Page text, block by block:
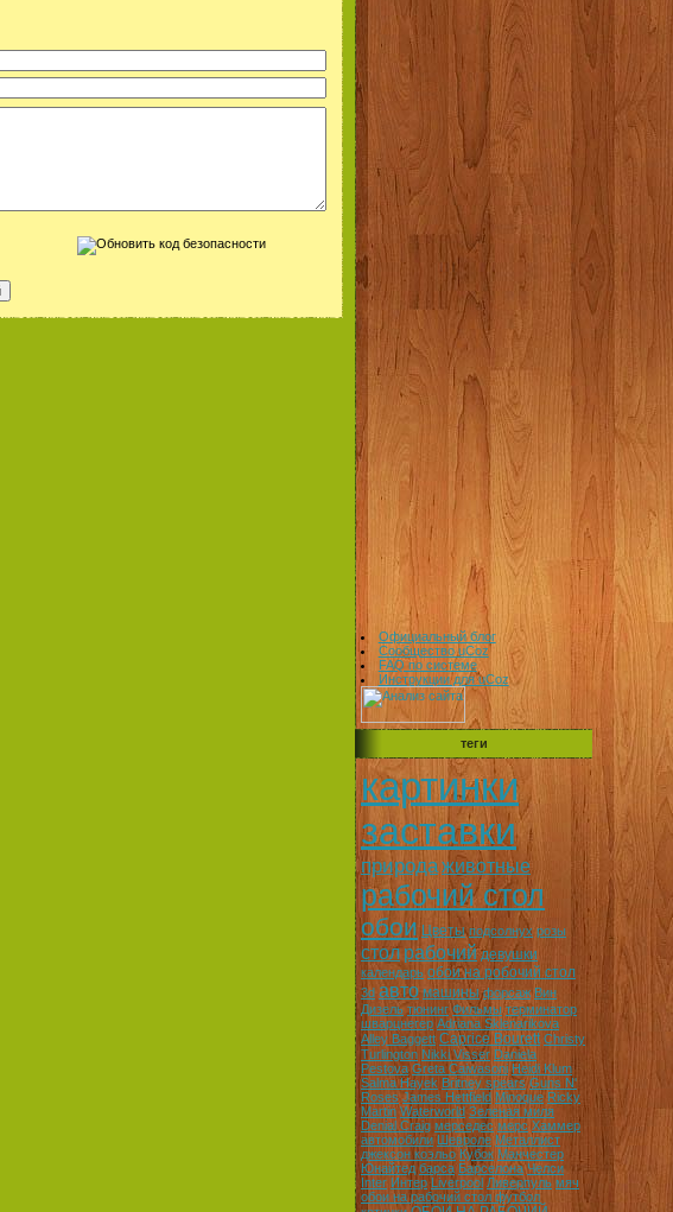
Официальный блог
Сообщество uCoz
FAQ по системе
Инструкции для uCoz
теги
картинки
заставки
природаживотные
рабочий стол
обои Цветы подсолнух розы
стол рабочий девушки
календарь обои на робочий стол
3d авто машины форсаж Вин
Дизель тюнинг Фильмы терминатор
шварцнегер Adriana Sklenarikova
Alley Baggett Caprice Bourett Christy
Turlington Nikki Visser Daniela
Pestova Greta Caiwasoni Heidi Klum
Salma Hayek Britney spears Guns N'
Roses James Hettfield Minoque Ricky
Martin Waterworld Зеленая миля
Denial Craig мерседес мерс Хаммер
автомобили Шевроле Металлист
джексон коэльо Кубок Манчестер
Юнайтед барса Барселона Челси
Inter Интер Liverpool Ливерпуль мяч
обои на рабочий стол футбол